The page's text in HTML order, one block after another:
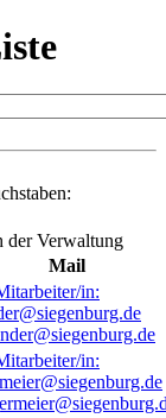
der Verwaltung
Mail